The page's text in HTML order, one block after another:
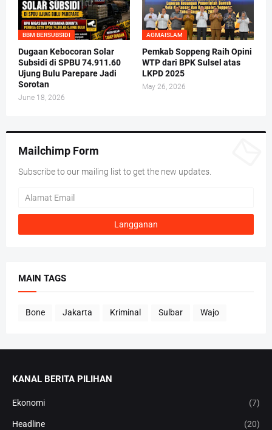
BBM BERSUBSIDI
Dugaan Kebocoran Solar
Subsidi di SPBU 74.911.60
Ujung Bulu Parepare Jadi
Sorotan
June 18, 2026
AGMAISLAM
Pemkab Soppeng Raih Opini
WTP dari BPK Sulsel atas
LKPD 2025
May 26, 2026
Mailchimp Form
Subscribe to our mailing list to get the new updates.
MAIN TAGS
Bone Jakarta Kriminal Sulbar Wajo
KANAL BERITA PILIHAN
Ekonomi (7)
Headline (20)